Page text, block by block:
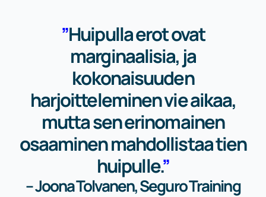
”Huipulla erot ovat
marginaalisia, ja
kokonaisuuden
harjoitteleminen vie aikaa,
mutta sen erinomainen
osaaminen mahdollistaa tien
huipulle.”
– Joona Tolvanen, Seguro Training